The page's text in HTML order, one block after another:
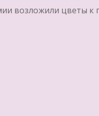
возложили цветы к